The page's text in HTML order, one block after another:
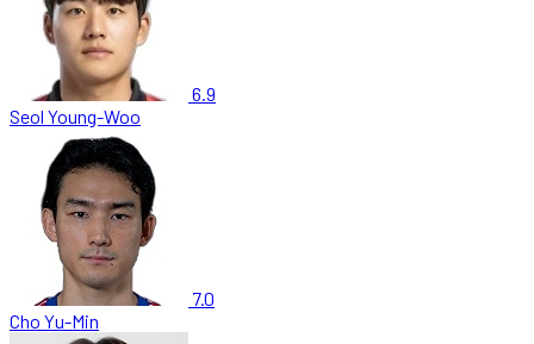
6.9
Seol Young-Woo
7.0
Cho Yu-Min